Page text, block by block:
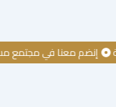
معنا في مجتمع